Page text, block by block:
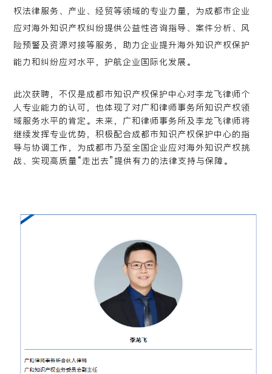
权法律服务、产业、经贸等领域的专业力量，为成都市企业
应对海外知识产权纠纷提供公益性咨询指导、案件分析、风
险预警及资源对接等服务，助力企业提升海外知识产权保护
能力和纠纷应对水平，护航企业国际化发展。
此次获聘，不仅是成都市知识产权保护中心对李龙飞律师个
人专业能力的认可，也体现了对广和律师事务所知识产权领
域服务水平的肯定。未来，广和律师事务所及李龙飞律师将
继续发挥专业优势，积极配合成都市知识产权保护中心的指
导与协调工作，为成都市乃至全国企业应对海外知识产权挑
战、实现高质量“走出去”提供有力的法律支持与保障。